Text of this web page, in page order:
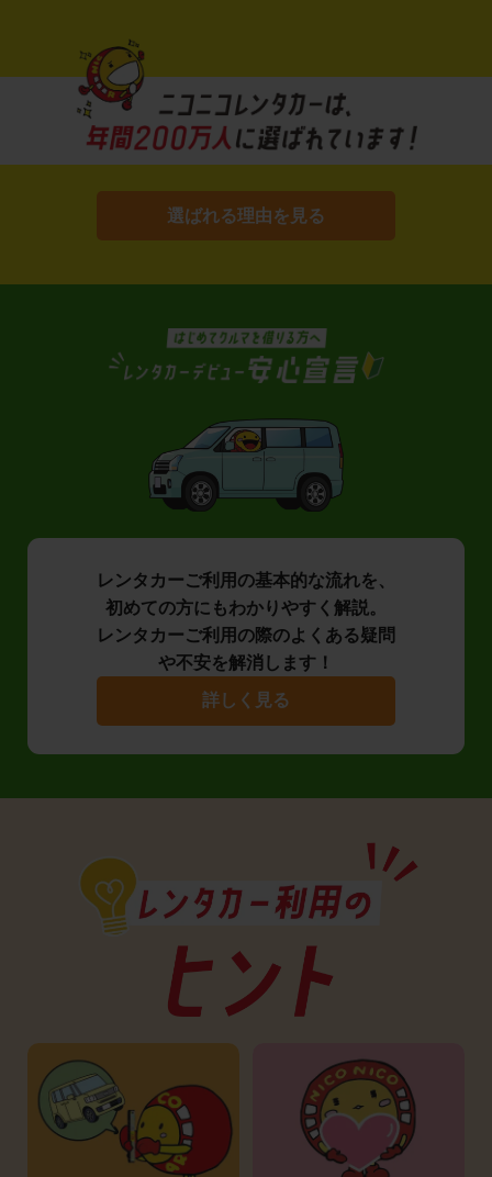
選ばれる理由を見る
レンタカーご利用の基本的な流れを、
初めての方にもわかりやすく解説。
レンタカーご利用の際のよくある疑問
や不安を解消します！
詳しく見る